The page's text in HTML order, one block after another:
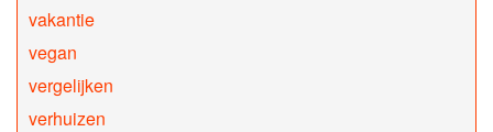
vakantie
vegan
vergelijken
verhuizen